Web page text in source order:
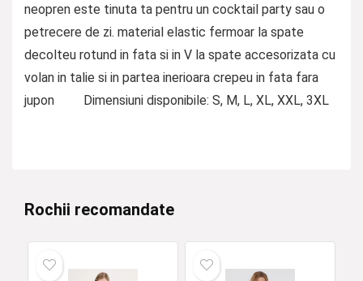
neopren este tinuta ta pentru un cocktail party sau o
petrecere de zi. material elastic fermoar la spate
decolteu rotund in fata si in V la spate accesorizata cu
volan in talie si in partea inerioara crepeu in fata fara
jupon Dimensiuni disponibile: S, M, L, XL, XXL, 3XL
Rochii recomandate